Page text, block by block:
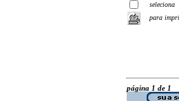
seleciona
para
página 1 de 1